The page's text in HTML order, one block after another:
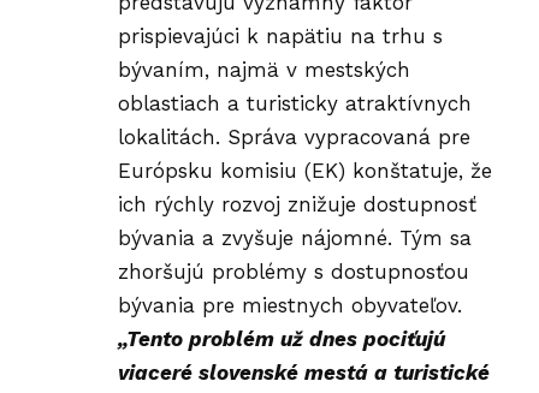
prispievajúci k napätiu na trhu s
bývaním, najmä v mestských
oblastiach a turisticky atraktívnych
lokalitách. Správa vypracovaná pre
Európsku komisiu (EK) konštatuje, že
ich rýchly rozvoj znižuje dostupnosť
bývania a zvyšuje nájomné. Tým sa
zhoršujú problémy s dostupnosťou
bývania pre miestnych obyvateľov.
„Tento problém už dnes pociťujú
viaceré slovenské mestá a turistické